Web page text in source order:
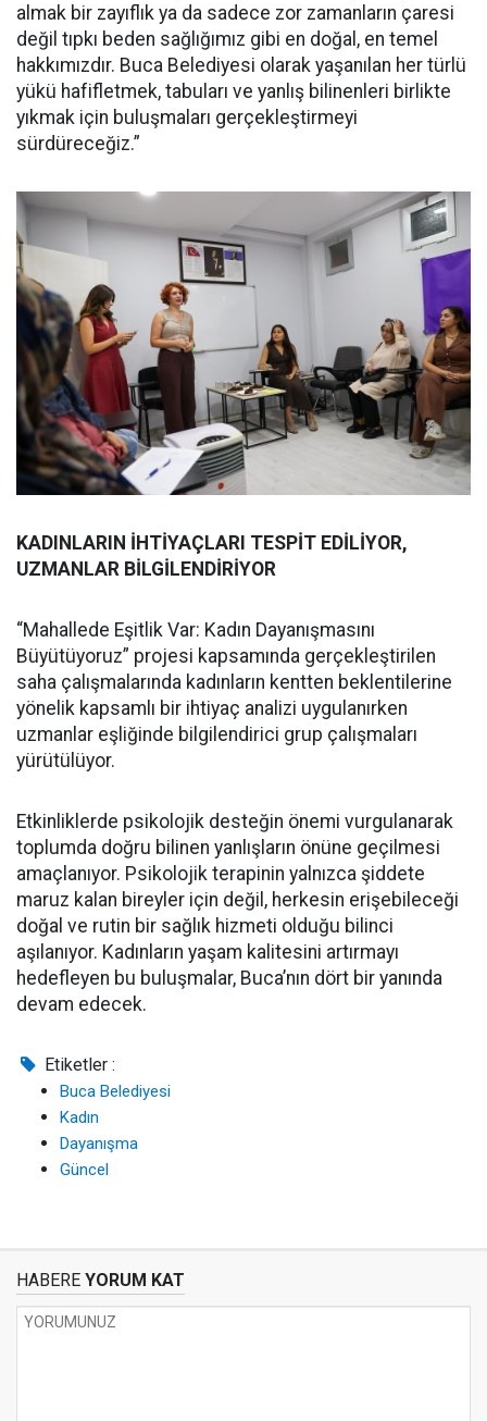
almak bir zayıflık ya da sadece zor zamanların çaresi
değil tıpkı beden sağlığımız gibi en doğal, en temel
hakkımızdır. Buca Belediyesi olarak yaşanılan her türlü
yükü hafifletmek, tabuları ve yanlış bilinenleri birlikte
yıkmak için buluşmaları gerçekleştirmeyi
sürdüreceğiz.”
KADINLARIN İHTİYAÇLARI TESPİT EDİLİYOR,
UZMANLAR BİLGİLENDİRİYOR
“Mahallede Eşitlik Var: Kadın Dayanışmasını
Büyütüyoruz” projesi kapsamında gerçekleştirilen
saha çalışmalarında kadınların kentten beklentilerine
yönelik kapsamlı bir ihtiyaç analizi uygulanırken
uzmanlar eşliğinde bilgilendirici grup çalışmaları
yürütülüyor.
Etkinliklerde psikolojik desteğin önemi vurgulanarak
toplumda doğru bilinen yanlışların önüne geçilmesi
amaçlanıyor. Psikolojik terapinin yalnızca şiddete
maruz kalan bireyler için değil, herkesin erişebileceği
doğal ve rutin bir sağlık hizmeti olduğu bilinci
aşılanıyor. Kadınların yaşam kalitesini artırmayı
hedefleyen bu buluşmalar, Buca’nın dört bir yanında
devam edecek.
Etiketler :
Buca Belediyesi
Kadın
Dayanışma
Güncel
HABERE YORUM KAT